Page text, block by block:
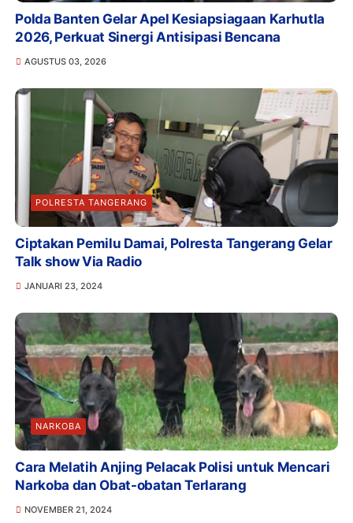
Polda Banten Gelar Apel Kesiapsiagaan Karhutla
2026, Perkuat Sinergi Antisipasi Bencana
AGUSTUS 03, 2026
POLRESTA TANGERANG
Ciptakan Pemilu Damai, Polresta Tangerang Gelar
Talk show Via Radio
JANUARI 23, 2024
NARKOBA
Cara Melatih Anjing Pelacak Polisi untuk Mencari
Narkoba dan Obat-obatan Terlarang
NOVEMBER 21, 2024